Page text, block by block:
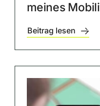
meines
Beitrag lesen